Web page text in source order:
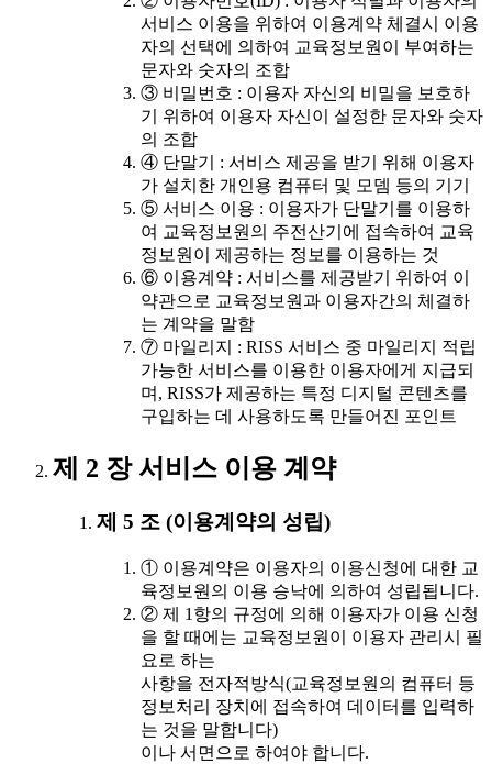
서비스 이용을 위하여 이용계약 체결시 이용
자의 선택에 의하여 교육정보원이 부여하는
문자와 숫자의 조합
③ 비밀번호 : 이용자 자신의 비밀을 보호하
기 위하여 이용자 자신이 설정한 문자와 숫자
의 조합
④ 단말기 : 서비스 제공을 받기 위해 이용자
가 설치한 개인용 컴퓨터 및 모뎀 등의 기기
⑤ 서비스 이용 : 이용자가 단말기를 이용하
여 교육정보원의 주전산기에 접속하여 교육
정보원이 제공하는 정보를 이용하는 것
⑥ 이용계약 : 서비스를 제공받기 위하여 이
약관으로 교육정보원과 이용자간의 체결하
는 계약을 말함
⑦ 마일리지 : RISS 서비스 중 마일리지 적립
가능한 서비스를 이용한 이용자에게 지급되
며, RISS가 제공하는 특정 디지털 콘텐츠를
구입하는 데 사용하도록 만들어진 포인트
제 2 장 서비스 이용 계약
제 5 조 (이용계약의 성립)
① 이용계약은 이용자의 이용신청에 대한 교
육정보원의 이용 승낙에 의하여 성립됩니다.
② 제 1항의 규정에 의해 이용자가 이용 신청
을 할 때에는 교육정보원이 이용자 관리시 필
요로 하는
사항을 전자적방식(교육정보원의 컴퓨터 등
정보처리 장치에 접속하여 데이터를 입력하
는 것을 말합니다)
이나 서면으로 하여야 합니다.